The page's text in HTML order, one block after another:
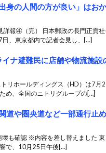
身の人間の方が良い」はお
詳報④（完） 日本郵政の長門正貢
、東京都内で記者会見し、[…]
ナ避難民に店舗や物流施設
リホールディングス（HD）は7
め、全国のニトリグループの[…]
道や圏央道など一部通行止
壊も確認 ※内容を差し替えました
で、10月25日午後[…]